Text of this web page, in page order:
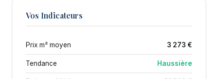
Vos Indicateurs
Prix m² moyen 3 273 €
Tendance Haussière